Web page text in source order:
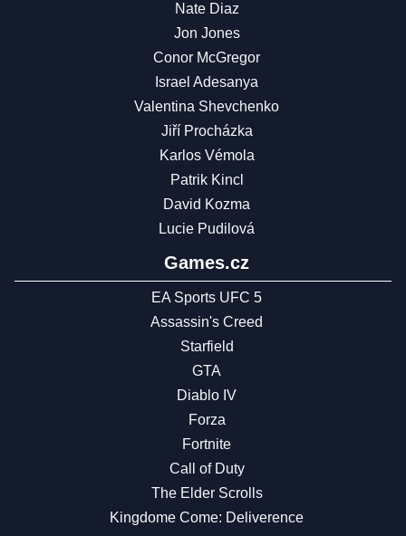
Nate Diaz
Jon Jones
Conor McGregor
Israel Adesanya
Valentina Shevchenko
Jiří Procházka
Karlos Vémola
Patrik Kincl
David Kozma
Lucie Pudilová
Games.cz
EA Sports UFC 5
Assassin's Creed
Starfield
GTA
Diablo IV
Forza
Fortnite
Call of Duty
The Elder Scrolls
Kingdome Come: Deliverence